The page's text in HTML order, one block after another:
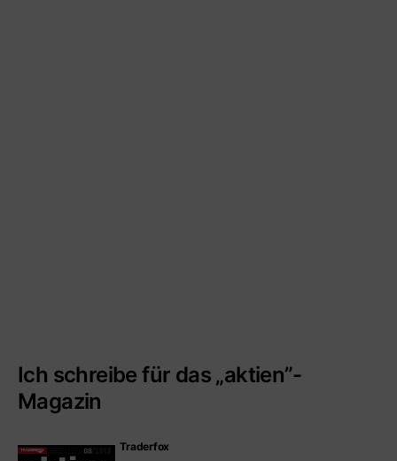
Ich schreibe für das „aktien”-
Magazin
Traderfox